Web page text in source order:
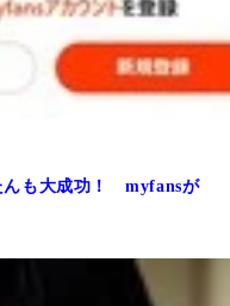
んも大成功！ myfansが